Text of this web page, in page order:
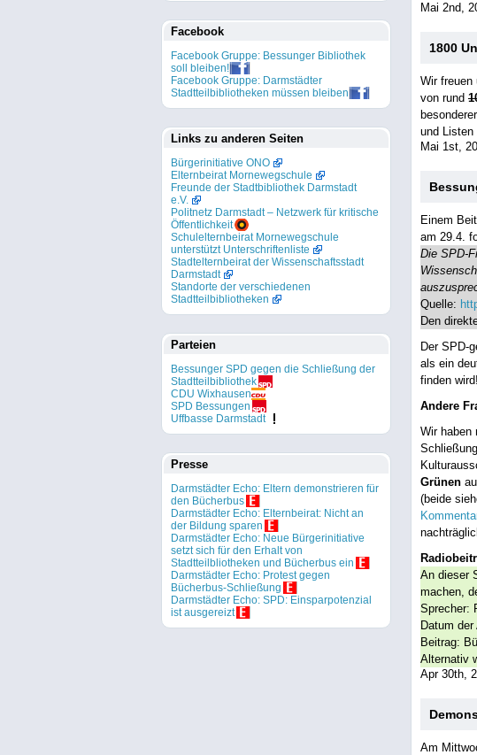
Mai 2nd,
1800
Wir freuen
von rund
und Listen
Mai 1st,
Einem
am 29.4.
Die SPD-
Quelle:
Den
Der SPD-
als ein
finden wird!
Andere
Wir haben
Grünen
(beide
An dieser
machen,
Sprecher:
Datum
Beitrag:
Alternativ
Apr 30th,
Am
Facebook
Facebook Gruppe: Bessunger Bibliothek
soll bleiben!
Facebook Gruppe: Darmstädter
Stadtteilbibliotheken müssen bleiben
Links zu anderen Seiten
Bürgerinitiative ONO
Elternbeirat Mornewegschule
Freunde der Stadtbibliothek Darmstadt
e.V.
Politnetz Darmstadt – Netzwerk für kritische
Öffentlichkeit
Schulelternbeirat Mornewegschule
unterstützt Unterschriftenliste
Stadtelternbeirat der Wissenschaftsstadt
Darmstadt
Standorte der verschiedenen
Stadtteilbibliotheken
Parteien
Bessunger SPD gegen die Schließung der
Stadtteilbibliothek
CDU Wixhausen
SPD Bessungen
Uffbasse Darmstadt
Presse
Darmstädter Echo: Eltern demonstrieren für
den Bücherbus
Darmstädter Echo: Elternbeirat: Nicht an
der Bildung sparen
Darmstädter Echo: Neue Bürgerinitiative
setzt sich für den Erhalt von
Stadtteilbliotheken und Bücherbus ein
Darmstädter Echo: Protest gegen
Bücherbus-Schließung
Darmstädter Echo: SPD: Einsparpotenzial
ist ausgereizt